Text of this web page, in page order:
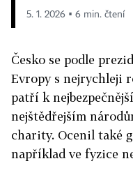
5. 1. 2026 ▪ 6 min. čtení
Česko se podle
Evropy s nejrychleji
patří k
nejštědřejším
charity. Ocenil také
například ve fyzice